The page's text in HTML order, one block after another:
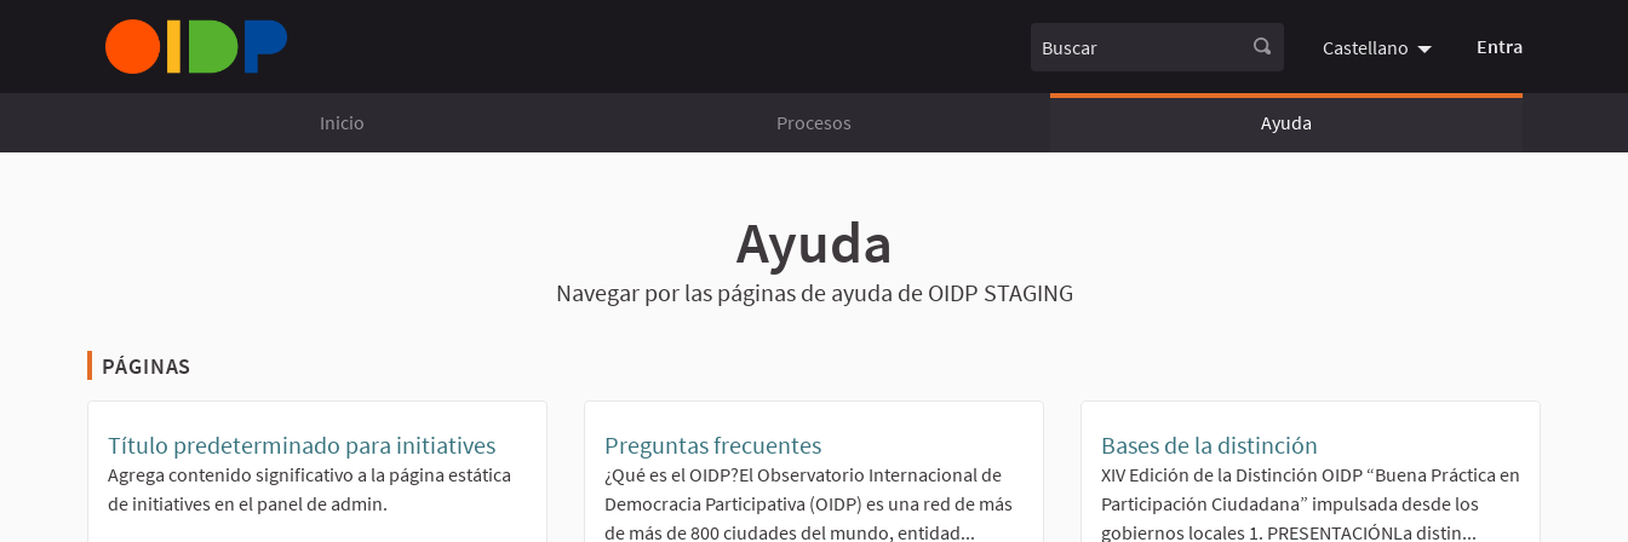
Castellano Choose language
Entra
Inicio Procesos Ayuda
Ayuda
Navegar por las páginas de ayuda de OIDP STAGING
PÁGINAS
Título predeterminado para initiatives
Agrega contenido significativo a la página estática
de initiatives en el panel de admin.
Preguntas frecuentes
¿Qué es el OIDP?El Observatorio Internacional de
Democracia Participativa (OIDP) es una red de más
de más de 800 ciudades del mundo, entidad...
Bases de la distinción
XIV Edición de la Distinción OIDP “Buena Práctica en
Participación Ciudadana” impulsada desde los
gobiernos locales 1. PRESENTACIÓNLa distin...